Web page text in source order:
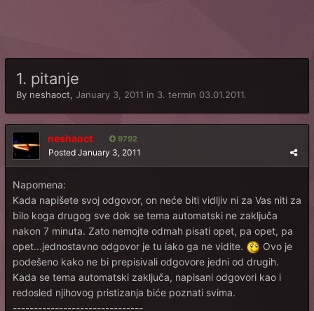
1. pitanje
By neshaoct, January 3, 2011 in 3. termin 03.01.2011.
neshaoct 9792
Posted January 3, 2011
Napomena:
Kada napišete svoj odgovor, on neće biti vidljiv ni za Vas niti za
bilo koga drugog sve dok se tema automatski ne zaključa
nakon 7 minuta. Zato nemojte odmah pisati opet, pa opet, pa
opet...jednostavno odgovor je tu iako ga ne vidite.
Ovo je
podešeno kako ne bi prepisivali odgovore jedni od drugih.
Kada se tema automatski zaključa, napisani odgovori kao i
redosled njihovog pristizanja biće poznati svima.
-------------------------------